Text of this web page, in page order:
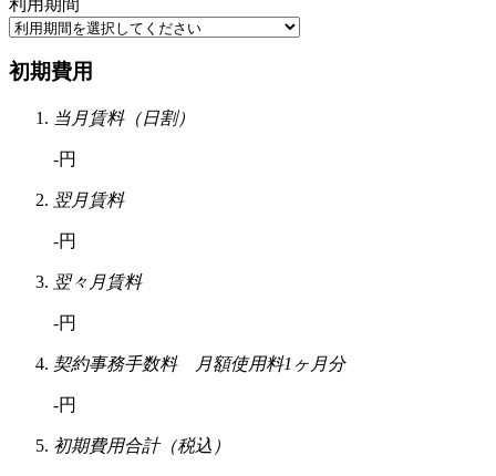
初期費用
当月賃料（日割）
-円
翌月賃料
-円
翌々月賃料
-円
契約事務手数料 月額使用料1ヶ月分
-円
初期費用合計（税込）